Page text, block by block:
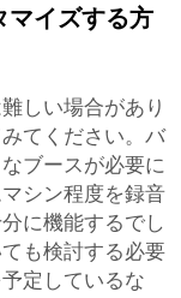
マイズする方
しい場合があり
てください。バ
ブースが必要に
シン程度を録音
に機能するでし
も検討する必要
定しているな